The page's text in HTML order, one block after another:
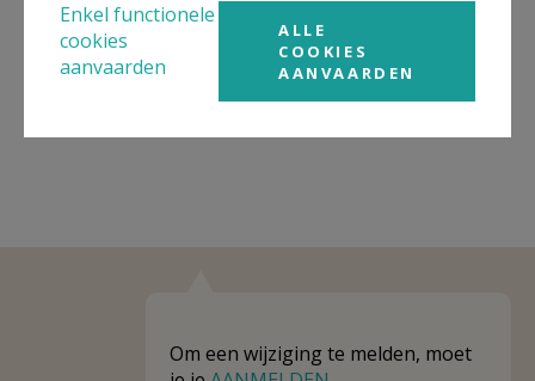
organisaties, in de buurt.
Kerken in of nabij
Munte
Om een wijziging te melden, moet
Enkel functionele
cookies
aanvaarden
ALLE
COOKIES
AANVAARDEN